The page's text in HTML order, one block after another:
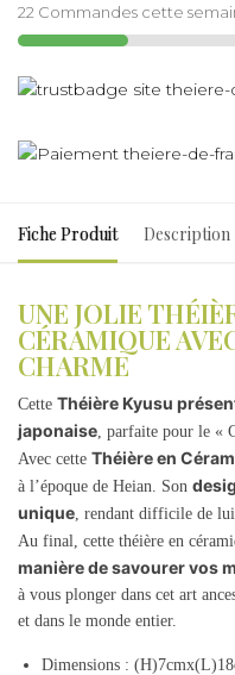
22 Commandes cette
Fiche Produit Description
UNE JOLIE
CÉRAMIQUE
CHARME
Cette Théière Kyusu
japonaise , parfaite pour le «
Avec cette Théière en
à l’époque de Heian. Son
unique , rendant difficile de
Au final, cette théière en
manière de savourer vos
à vous plonger dans cet art
et dans le monde entier.
Dimensions :